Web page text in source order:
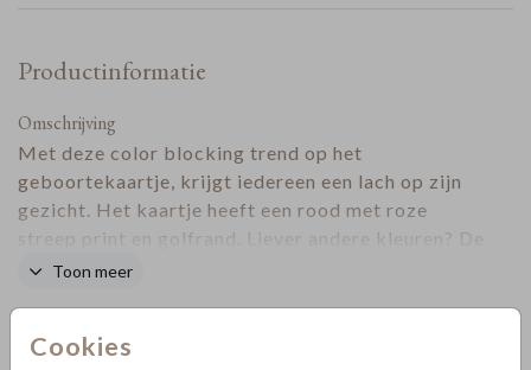
Cookies
Productinformatie
Omschrijving
Met deze color blocking trend op het
geboortekaartje, krijgt iedereen een lach op zijn
gezicht. Het kaartje heeft een rood met roze
streep print en golfrand. Liever andere kleuren? De
kleuren kun je eenvoudig zelf aanpassen.
Toon meer
Collectie